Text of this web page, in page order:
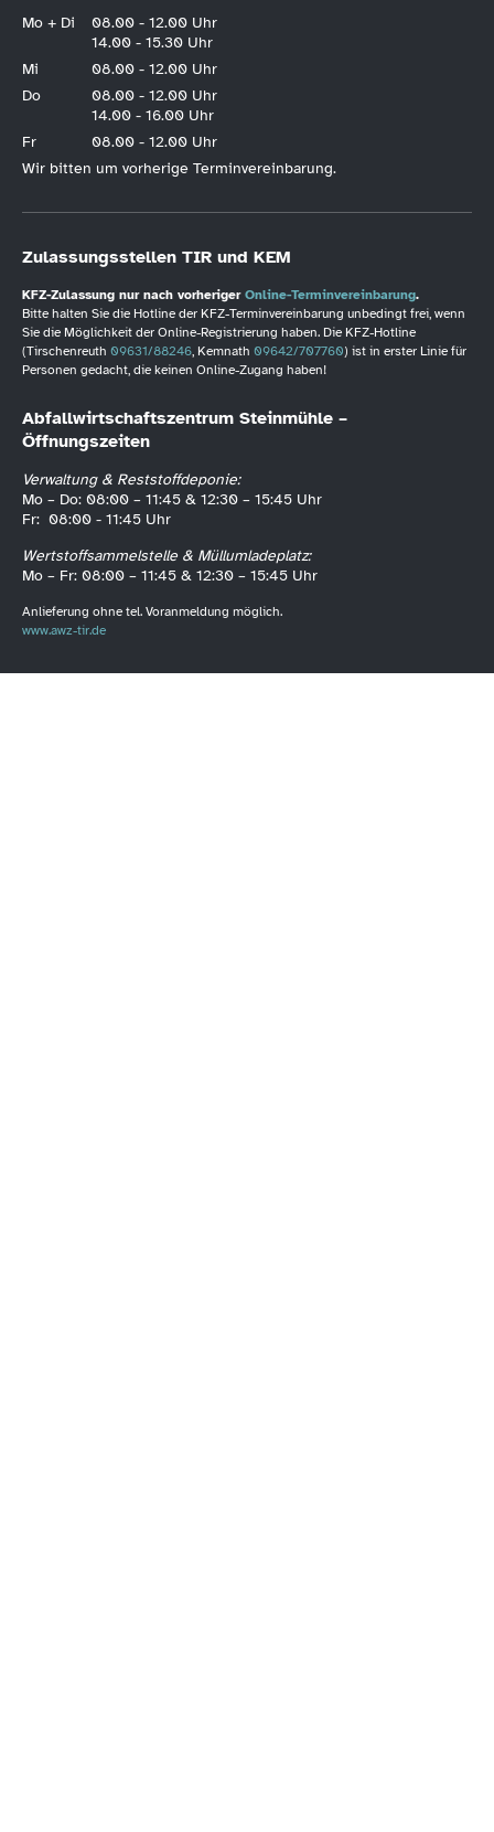
Mo + Di
08.00 - 12.00 Uhr
14.00 - 15.30 Uhr
Mi
08.00 - 12.00 Uhr
Do
08.00 - 12.00 Uhr
14.00 - 16.00 Uhr
Fr
08.00 - 12.00 Uhr
Wir bitten um vorherige Terminvereinbarung.
Zulassungsstellen TIR und KEM
KFZ-Zulassung nur nach vorheriger Online-Terminvereinbarung.
Bitte halten Sie die Hotline der KFZ-Terminvereinbarung unbedingt frei, wenn
Sie die Möglichkeit der Online-Registrierung haben. Die KFZ-Hotline
(Tirschenreuth 09631/88246, Kemnath 09642/707760) ist in erster Linie für
Personen gedacht, die keinen Online-Zugang haben!
Abfallwirtschaftszentrum Steinmühle –
Öffnungszeiten
Verwaltung & Reststoffdeponie:
Mo – Do: 08:00 – 11:45 & 12:30 – 15:45 Uhr
Fr: 08:00 - 11:45 Uhr
Wertstoffsammelstelle & Müllumladeplatz:
Mo – Fr: 08:00 – 11:45 & 12:30 – 15:45 Uhr
Anlieferung ohne tel. Voranmeldung möglich.
www.awz-tir.de